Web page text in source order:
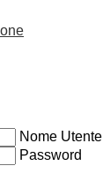
Nome Utente
Password